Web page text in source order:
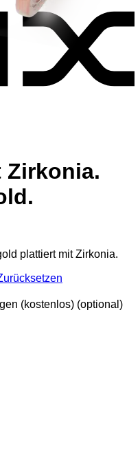
Zirkonia.
plattiert mit Zirkonia.
(kostenlos) (optional)